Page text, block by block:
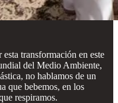
transformación en este
del Medio Ambiente,
no hablamos de un
que bebemos, en los
respiramos.